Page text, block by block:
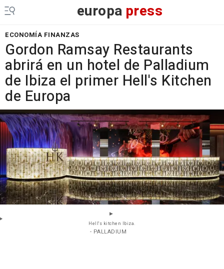
europa press
ECONOMÍA FINANZAS
Gordon Ramsay Restaurants
abrirá en un hotel de Palladium
de Ibiza el primer Hell's Kitchen
de Europa
Hell's kitchen Ibiza.
- PALLADIUM